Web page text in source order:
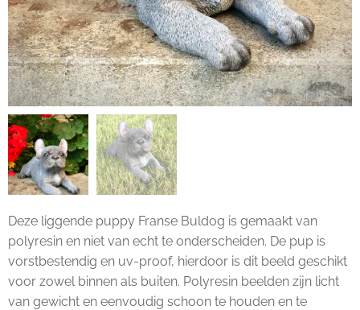
Deze liggende puppy Franse Buldog is gemaakt van
polyresin en niet van echt te onderscheiden. De pup is
vorstbestendig en uv-proof, hierdoor is dit beeld geschikt
voor zowel binnen als buiten. Polyresin beelden zijn licht
van gewicht en eenvoudig schoon te houden en te